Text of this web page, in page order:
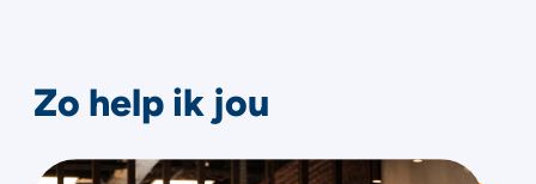
Zo help ik jou